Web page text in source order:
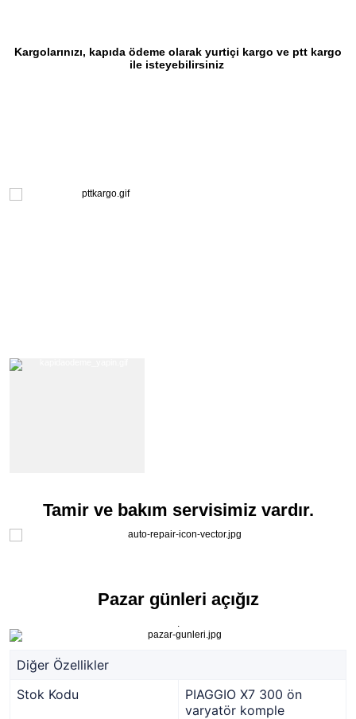
Kargolarınızı, kapıda ödeme olarak yurtiçi kargo ve ptt kargo
ile isteyebilirsiniz
Tamir ve bakım servisimiz vardır.
Pazar günleri açığız
.
Diğer Özellikler
Stok Kodu
PIAGGIO X7 300 ön
varyatör komple